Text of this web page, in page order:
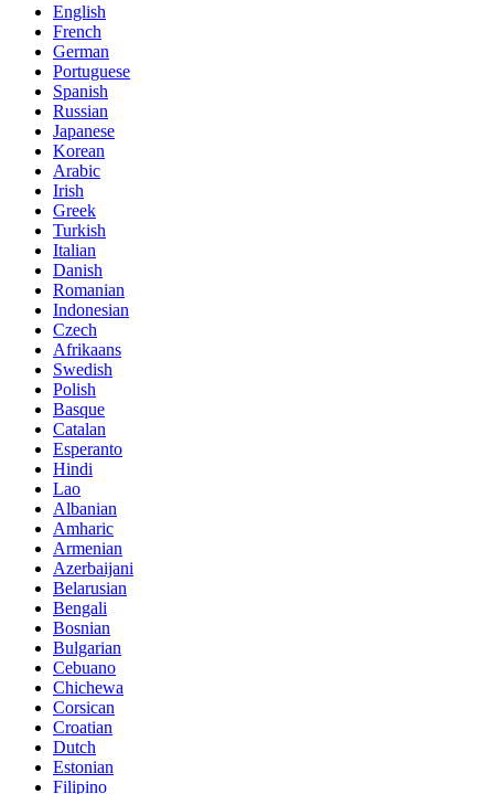
English
French
German
Portuguese
Spanish
Russian
Japanese
Korean
Arabic
Irish
Greek
Turkish
Italian
Danish
Romanian
Indonesian
Czech
Afrikaans
Swedish
Polish
Basque
Catalan
Esperanto
Hindi
Lao
Albanian
Amharic
Armenian
Azerbaijani
Belarusian
Bengali
Bosnian
Bulgarian
Cebuano
Chichewa
Corsican
Croatian
Dutch
Estonian
Filipino